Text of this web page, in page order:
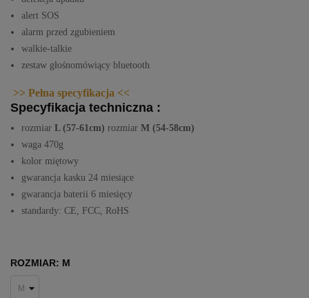
alert SOS
alarm przed zgubieniem
walkie-talkie
zestaw głośnomówiący bluetooth
>> Pełna specyfikacja <<
Specyfikacja techniczna :
rozmiar L (57-61cm) rozmiar M (54-58cm)
waga 470g
kolor miętowy
gwarancja kasku 24 miesiące
gwarancja baterii 6 miesięcy
standardy: CE, FCC, RoHS
ROZMIAR: M